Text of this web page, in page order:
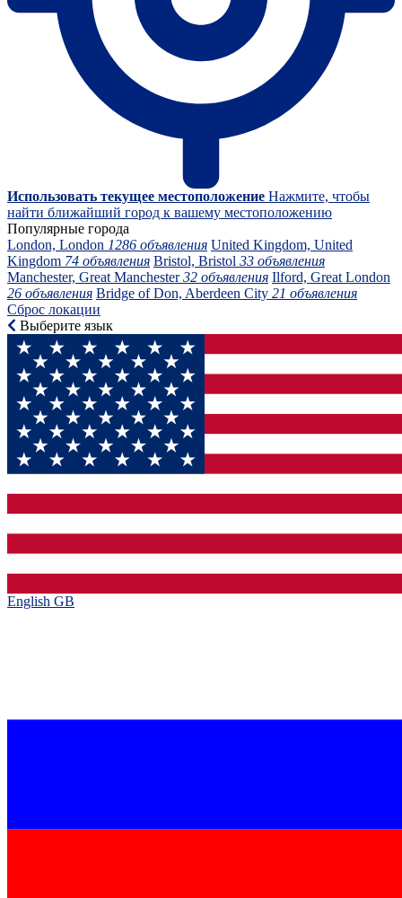
Использовать текущее местоположение Нажмите, чтобы
найти ближайший город к вашему местоположению
Популярные города
London, London 1286 объявления United Kingdom, United
Kingdom 74 объявления Bristol, Bristol 33 объявления
Manchester, Great Manchester32 объявления Ilford, Great London
26 объявления Bridge of Don, Aberdeen City 21 объявления
Сброс локации
Выберите язык
English GB‎